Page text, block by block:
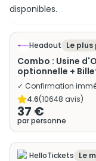
disponibles.
Headout Le
Combo : Usine
optionnelle +
la Vistule
✓ Confirmation
4.6(10648 avis)
37 €
par personne
HelloTickets Le